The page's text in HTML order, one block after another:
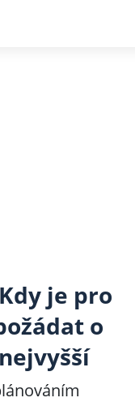
je pro
o